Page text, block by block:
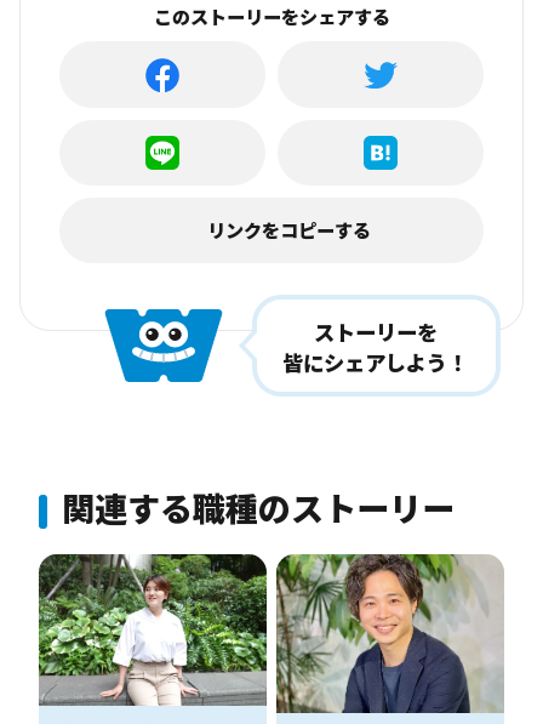
ストーリーを
皆にシェアしよう！
このストーリーをシェアする
リンクをコピーする
関連する職種のストーリー